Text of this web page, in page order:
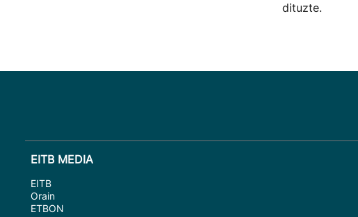
dituzte.
EITB MEDIA
EITB
Orain
ETBON